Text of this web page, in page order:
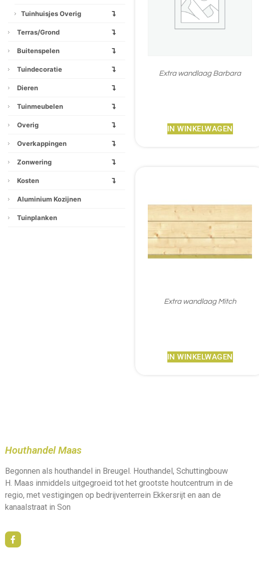
Tuinhuisjes Overig
Terras/grond
Buitenspelen
Tuindecoratie
Dieren
Tuinmeubelen
Overig
Overkappingen
Zonwering
Kosten
Aluminium Kozijnen
Tuinplanken
Extra wandlaag Barbara
IN WINKELWAGEN
Extra wandlaag Mitch
IN WINKELWAGEN
Houthandel Maas
Begonnen als houthandel in Breugel. Houthandel, Schuttingbouw
H. Maas inmiddels uitgegroeid tot het grootste houtcentrum in de
regio, met vestigingen op bedrijventerrein Ekkersrijt en aan de
kanaalstraat in Son